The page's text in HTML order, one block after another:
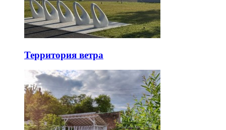
Территория ветра